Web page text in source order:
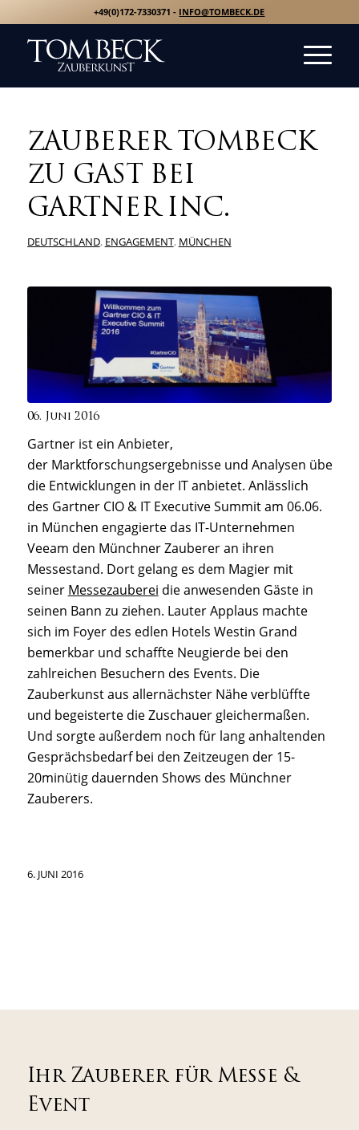
+49(0)172-7330371 - INFO@TOMBECK.DE
ZAUBERER TOMBECK
ZU GAST BEI
GARTNER INC.
DEUTSCHLAND, ENGAGEMENT, MÜNCHEN
06. Juni 2016
Gartner ist ein Anbieter,
der Marktforschungsergebnisse und Analysen über
die Entwicklungen in der IT anbietet. Anlässlich
des Gartner CIO & IT Executive Summit am 06.06.
in München engagierte das IT-Unternehmen
Veeam den Münchner Zauberer an ihren
Messestand. Dort gelang es dem Magier mit
seiner Messezauberei die anwesenden Gäste in
seinen Bann zu ziehen. Lauter Applaus machte
sich im Foyer des edlen Hotels Westin Grand
bemerkbar und schaffte Neugierde bei den
zahlreichen Besuchern des Events. Die
Zauberkunst aus allernächster Nähe verblüffte
und begeisterte die Zuschauer gleichermaßen.
Und sorgte außerdem noch für lang anhaltenden
Gesprächsbedarf bei den Zeitzeugen der 15-
20minütig dauernden Shows des Münchner
Zauberers.
6. JUNI 2016
Ihr Zauberer für Messe &
Event